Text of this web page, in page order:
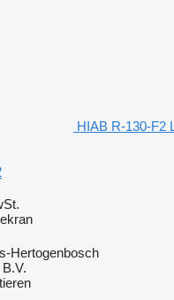
HIAB R-130-F2
Hertogenbosch